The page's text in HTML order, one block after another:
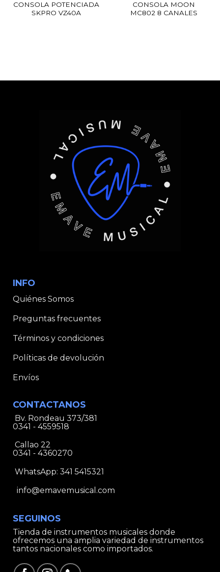
CONSOLA POTENCIADA
SKPRO VZ40A
CONSOLA MOON
MC802 8 CANALES
INFO
Quiénes Somos
Preguntas frecuentes
Términos y condiciones
Políticas de devolución
Envíos
CONTACTANOS
Bv. Rondeau 373/381
0341 - 4559518
Callao 22
0341 - 4360270
WhatsApp: 341 5415321
info@emavemusical.com
SEGUINOS
Tienda de instrumentos musicales donde
ofrecemos una amplia variedad de instrumentos
tantos nacionales como importados.